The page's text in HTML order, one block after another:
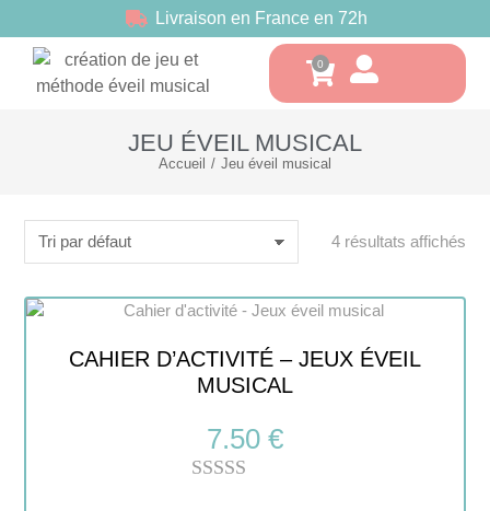
Livraison en France en 72h
JEU ÉVEIL MUSICAL
Accueil Jeu éveil musical
4 résultats affichés
CAHIER D’ACTIVITÉ – JEUX ÉVEIL
MUSICAL
7.50 €